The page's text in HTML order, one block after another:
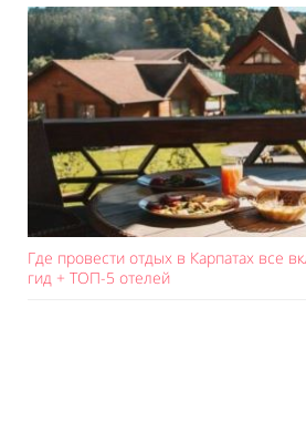
Где провести отдых в Карпатах все
гид + ТОП-5 отелей